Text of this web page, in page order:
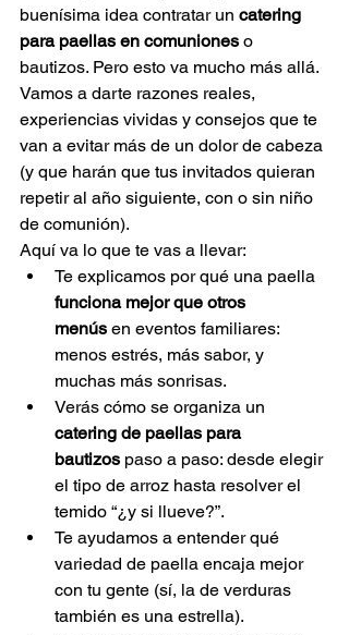
buenísima idea contratar un catering
para paellas en comuniones o
bautizos. Pero esto va mucho más allá.
Vamos a darte razones reales,
experiencias vividas y consejos que te
van a evitar más de un dolor de cabeza
(y que harán que tus invitados quieran
repetir al año siguiente, con o sin niño
de comunión).
Aquí va lo que te vas a llevar:
Te explicamos por qué una paella
funciona mejor que otros
menús en eventos familiares:
menos estrés, más sabor, y
muchas más sonrisas.
Verás cómo se organiza un
catering de paellas para
bautizos paso a paso: desde elegir
el tipo de arroz hasta resolver el
temido “¿y si llueve?”.
Te ayudamos a entender qué
variedad de paella encaja mejor
con tu gente (sí, la de verduras
también es una estrella).